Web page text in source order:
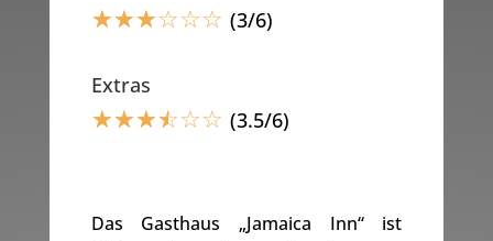
☆☆☆☆☆☆ (3/6)
Extras
☆☆☆☆☆☆ (3.5/6)
Das Gasthaus „Jamaica Inn“ ist